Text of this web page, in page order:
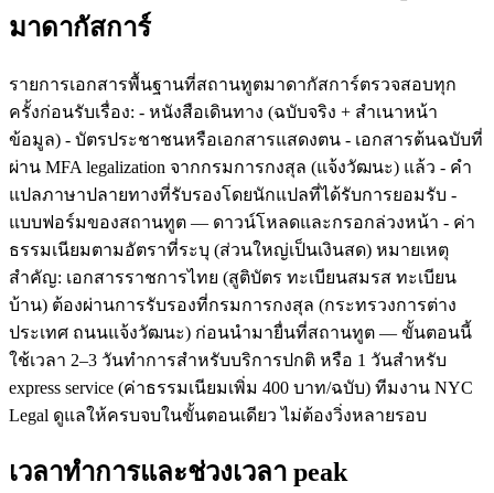
มาดากัสการ์
รายการเอกสารพื้นฐานที่สถานทูตมาดากัสการ์ตรวจสอบทุก
ครั้งก่อนรับเรื่อง: - หนังสือเดินทาง (ฉบับจริง + สำเนาหน้า
ข้อมูล) - บัตรประชาชนหรือเอกสารแสดงตน - เอกสารต้นฉบับที่
ผ่าน MFA legalization จากกรมการกงสุล (แจ้งวัฒนะ) แล้ว - คำ
แปลภาษาปลายทางที่รับรองโดยนักแปลที่ได้รับการยอมรับ -
แบบฟอร์มของสถานทูต — ดาวน์โหลดและกรอกล่วงหน้า - ค่า
ธรรมเนียมตามอัตราที่ระบุ (ส่วนใหญ่เป็นเงินสด) หมายเหตุ
สำคัญ: เอกสารราชการไทย (สูติบัตร ทะเบียนสมรส ทะเบียน
บ้าน) ต้องผ่านการรับรองที่กรมการกงสุล (กระทรวงการต่าง
ประเทศ ถนนแจ้งวัฒนะ) ก่อนนำมายื่นที่สถานทูต — ขั้นตอนนี้
ใช้เวลา 2–3 วันทำการสำหรับบริการปกติ หรือ 1 วันสำหรับ
express service (ค่าธรรมเนียมเพิ่ม 400 บาท/ฉบับ) ทีมงาน NYC
Legal ดูแลให้ครบจบในขั้นตอนเดียว ไม่ต้องวิ่งหลายรอบ
เวลาทำการและช่วงเวลา peak